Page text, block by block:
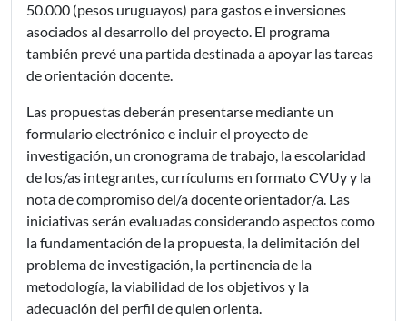
50.000 (pesos uruguayos) para gastos e inversiones
asociados al desarrollo del proyecto. El programa
también prevé una partida destinada a apoyar las tareas
de orientación docente.
Las propuestas deberán presentarse mediante un
formulario electrónico e incluir el proyecto de
investigación, un cronograma de trabajo, la escolaridad
de los/as integrantes, currículums en formato CVUy y la
nota de compromiso del/a docente orientador/a. Las
iniciativas serán evaluadas considerando aspectos como
la fundamentación de la propuesta, la delimitación del
problema de investigación, la pertinencia de la
metodología, la viabilidad de los objetivos y la
adecuación del perfil de quien orienta.